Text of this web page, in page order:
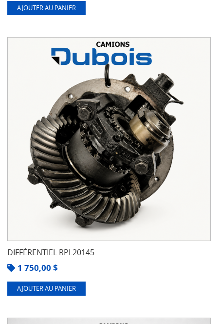
AJOUTER AU PANIER
DIFFÉRENTIEL RPL20145
1 750,00 $
AJOUTER AU PANIER